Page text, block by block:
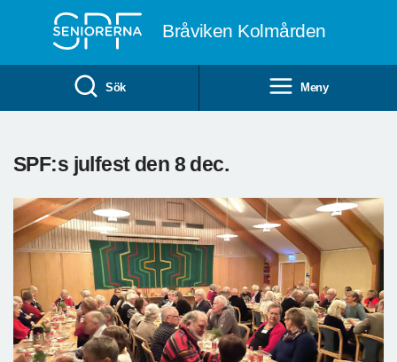
Bråviken Kolmården
Sök Meny
SPF:s julfest den 8 dec.